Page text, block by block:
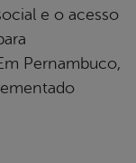
e o acesso
Pernambuco,